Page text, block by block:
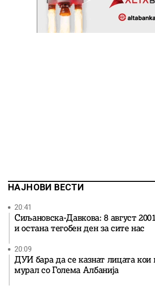
НАЈНОВИ ВЕСТИ
20:41
Сиљановска-Давкова: 8 август
и остана тегобен ден за сите нас
20:09
ДУИ бара да се казнат лицата кои
мурал со Голема Албанија